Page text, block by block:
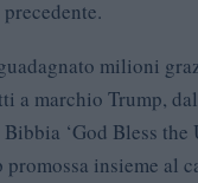
milioni
a marchio Trump,
‘God Bless the
promossa insieme al